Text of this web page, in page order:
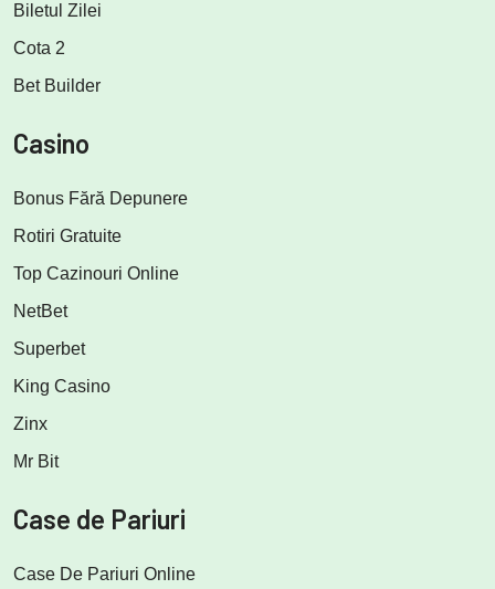
Biletul Zilei
Cota 2
Bet Builder
Casino
Bonus Fără Depunere
Rotiri Gratuite
Top Cazinouri Online
NetBet
Superbet
King Casino
Zinx
Mr Bit
Case de Pariuri
Case De Pariuri Online